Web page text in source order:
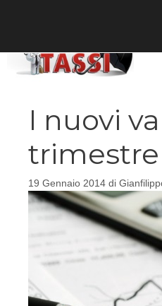
I nuovi
trimestre
19 Gennaio 2014 di